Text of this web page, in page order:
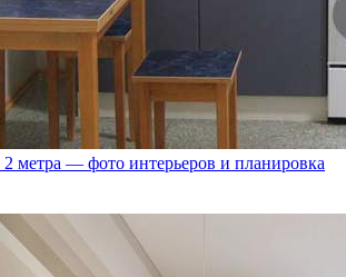
метра — фото интерьеров и планировка